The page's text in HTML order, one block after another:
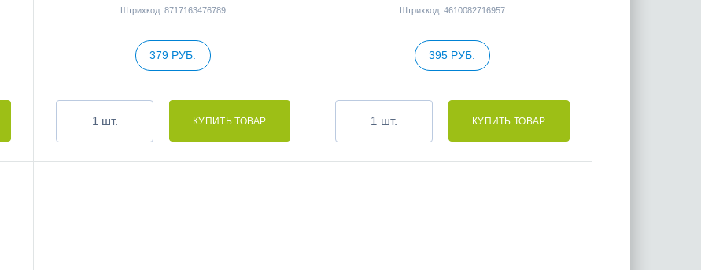
Штрихкод: 8717163476789
379 РУБ.
шт.
Штрихкод: 4610082716957
395 РУБ.
шт.